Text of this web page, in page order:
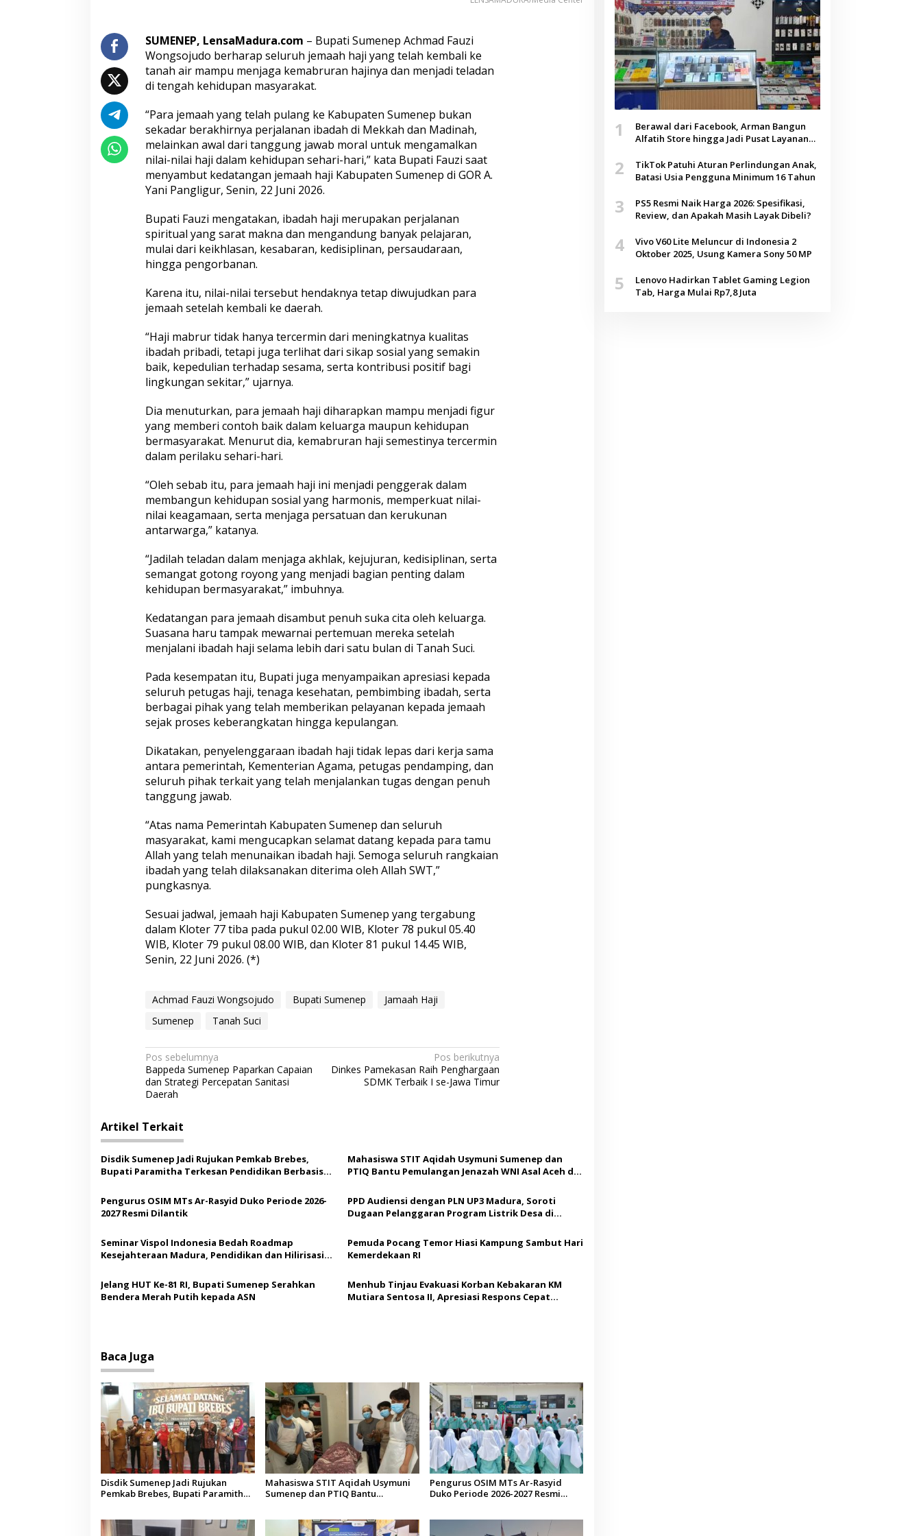
e
k
a
n
k
P
e
r
a
n
s
e
a
g
a
i
T
a
n
M
a
s
y
r
a
k
a
SUMENEP, LensaMadura.com – Bupati Sumenep Achmad Fauzi
Wongsojudo berharap seluruh jemaah haji yang telah kembali ke
tanah air mampu menjaga kemabruran hajinya dan menjadi teladan
di tengah kehidupan masyarakat.
“Para jemaah yang telah pulang ke Kabupaten Sumenep bukan
sekadar berakhirnya perjalanan ibadah di Mekkah dan Madinah,
melainkan awal dari tanggung jawab moral untuk mengamalkan
nilai-nilai haji dalam kehidupan sehari-hari,” kata Bupati Fauzi saat
menyambut kedatangan jemaah haji Kabupaten Sumenep di GOR A.
Yani Pangligur, Senin, 22 Juni 2026.
Bupati Fauzi mengatakan, ibadah haji merupakan perjalanan
spiritual yang sarat makna dan mengandung banyak pelajaran,
mulai dari keikhlasan, kesabaran, kedisiplinan, persaudaraan,
hingga pengorbanan.
Karena itu, nilai-nilai tersebut hendaknya tetap diwujudkan para
jemaah setelah kembali ke daerah.
“Haji mabrur tidak hanya tercermin dari meningkatnya kualitas
ibadah pribadi, tetapi juga terlihat dari sikap sosial yang semakin
baik, kepedulian terhadap sesama, serta kontribusi positif bagi
lingkungan sekitar,” ujarnya.
Dia menuturkan, para jemaah haji diharapkan mampu menjadi figur
yang memberi contoh baik dalam keluarga maupun kehidupan
bermasyarakat. Menurut dia, kemabruran haji semestinya tercermin
dalam perilaku sehari-hari.
“Oleh sebab itu, para jemaah haji ini menjadi penggerak dalam
membangun kehidupan sosial yang harmonis, memperkuat nilai-
nilai keagamaan, serta menjaga persatuan dan kerukunan
antarwarga,” katanya.
“Jadilah teladan dalam menjaga akhlak, kejujuran, kedisiplinan, serta
semangat gotong royong yang menjadi bagian penting dalam
kehidupan bermasyarakat,” imbuhnya.
Kedatangan para jemaah disambut penuh suka cita oleh keluarga.
Suasana haru tampak mewarnai pertemuan mereka setelah
menjalani ibadah haji selama lebih dari satu bulan di Tanah Suci.
Pada kesempatan itu, Bupati juga menyampaikan apresiasi kepada
seluruh petugas haji, tenaga kesehatan, pembimbing ibadah, serta
berbagai pihak yang telah memberikan pelayanan kepada jemaah
sejak proses keberangkatan hingga kepulangan.
Dikatakan, penyelenggaraan ibadah haji tidak lepas dari kerja sama
antara pemerintah, Kementerian Agama, petugas pendamping, dan
seluruh pihak terkait yang telah menjalankan tugas dengan penuh
tanggung jawab.
“Atas nama Pemerintah Kabupaten Sumenep dan seluruh
masyarakat, kami mengucapkan selamat datang kepada para tamu
Allah yang telah menunaikan ibadah haji. Semoga seluruh rangkaian
ibadah yang telah dilaksanakan diterima oleh Allah SWT,”
pungkasnya.
Sesuai jadwal, jemaah haji Kabupaten Sumenep yang tergabung
dalam Kloter 77 tiba pada pukul 02.00 WIB, Kloter 78 pukul 05.40
WIB, Kloter 79 pukul 08.00 WIB, dan Kloter 81 pukul 14.45 WIB,
Senin, 22 Juni 2026. (*)
Achmad Fauzi Wongsojudo Bupati Sumenep
Jamaah Haji
Sumenep
Tanah Suci
N
a
v
i
g
a
s
i
p
o
s
Pos sebelumnya
Bappeda Sumenep Paparkan Capaian
dan Strategi Percepatan Sanitasi
Daerah
Pos berikutnya
Dinkes Pamekasan Raih Penghargaan
SDMK Terbaik I se-Jawa Timur
Artikel Terkait
Disdik Sumenep Jadi Rujukan Pemkab Brebes,
Bupati Paramitha Terkesan Pendidikan Berbasis
Mahasiswa STIT Aqidah Usymuni Sumenep dan
PTIQ Bantu Pemulangan Jenazah WNI Asal Aceh di
Pengurus OSIM MTs Ar-Rasyid Duko Periode 2026-
2027 Resmi Dilantik
PPD Audiensi dengan PLN UP3 Madura, Soroti
Dugaan Pelanggaran Program Listrik Desa di
Seminar Vispol Indonesia Bedah Roadmap
Kesejahteraan Madura, Pendidikan dan Hilirisasi
Pemuda Pocang Temor Hiasi Kampung Sambut Hari
Kemerdekaan RI
Jelang HUT Ke-81 RI, Bupati Sumenep Serahkan
Bendera Merah Putih kepada ASN
Menhub Tinjau Evakuasi Korban Kebakaran KM
Mutiara Sentosa II, Apresiasi Respons Cepat
Baca Juga
Disdik Sumenep Jadi Rujukan
Pemkab Brebes, Bupati Paramitha
Mahasiswa STIT Aqidah Usymuni
Sumenep dan PTIQ Bantu
Pengurus OSIM MTs Ar-Rasyid
Duko Periode 2026-2027 Resmi
1
Berawal dari Facebook, Arman Bangun
Alfatih Store hingga Jadi Pusat Layanan
2
TikTok Patuhi Aturan Perlindungan Anak,
Batasi Usia Pengguna Minimum 16 Tahun
3
PS5 Resmi Naik Harga 2026: Spesifikasi,
Review, dan Apakah Masih Layak Dibeli?
4
Vivo V60 Lite Meluncur di Indonesia 2
Oktober 2025, Usung Kamera Sony 50 MP
5
Lenovo Hadirkan Tablet Gaming Legion
Tab, Harga Mulai Rp7,8 Juta